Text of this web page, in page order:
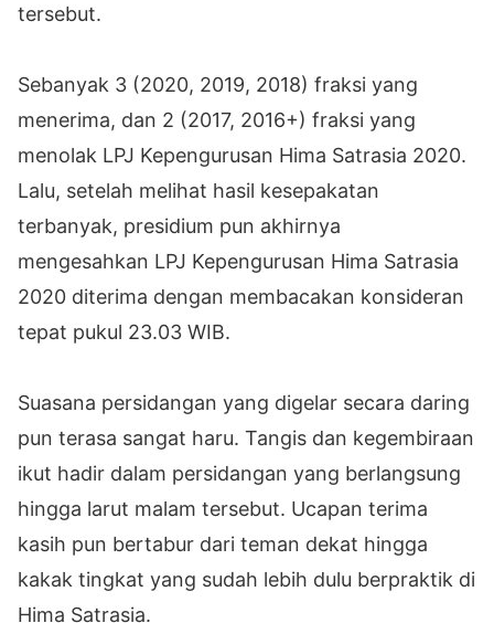
tersebut.
Sebanyak 3 (2020, 2019, 2018) fraksi yang
menerima, dan 2 (2017, 2016+) fraksi yang
menolak LPJ Kepengurusan Hima Satrasia 2020.
Lalu, setelah melihat hasil kesepakatan
terbanyak, presidium pun akhirnya
mengesahkan LPJ Kepengurusan Hima Satrasia
2020 diterima dengan membacakan konsideran
tepat pukul 23.03 WIB.
Suasana persidangan yang digelar secara daring
pun terasa sangat haru. Tangis dan kegembiraan
ikut hadir dalam persidangan yang berlangsung
hingga larut malam tersebut. Ucapan terima
kasih pun bertabur dari teman dekat hingga
kakak tingkat yang sudah lebih dulu berpraktik di
Hima Satrasia.